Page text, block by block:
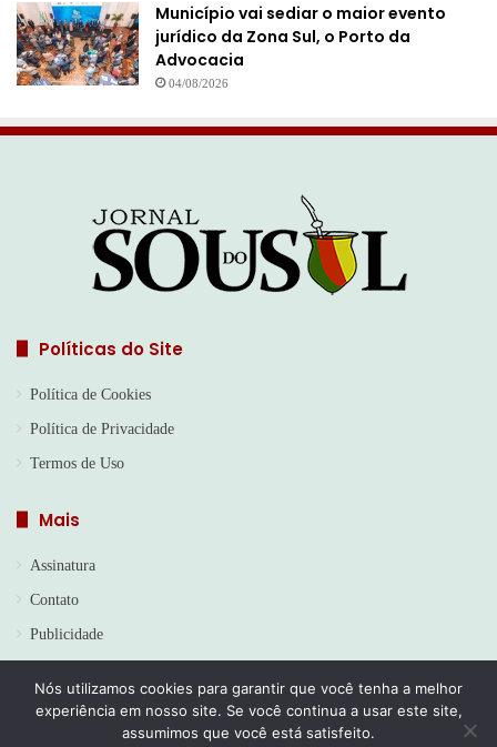
Município vai sediar o maior evento
jurídico da Zona Sul, o Porto da
Advocacia
04/08/2026
Políticas do Site
Política de Cookies
Política de Privacidade
Termos de Uso
Mais
Assinatura
Contato
Publicidade
© Copyright 2026, Todos os direitos reservados | Jornal Sou do
Nós utilizamos cookies para garantir que você tenha a melhor
experiência em nosso site. Se você continua a usar este site,
assumimos que você está satisfeito.